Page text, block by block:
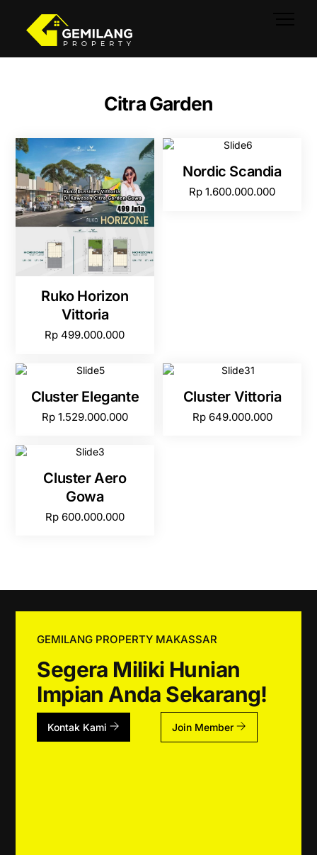
content
Citra Garden
Ruko Horizon
Vittoria
Rp 499.000.000
Nordic Scandia
Rp 1.600.000.000
Cluster Elegante
Rp1.529.000.000
Cluster Vittoria
Rp649.000.000
Cluster Aero
Gowa
Rp600.000.000
GEMILANG PROPERTY MAKASSAR
Segera Miliki Hunian
Impian Anda Sekarang!
Kontak Kami Join Member